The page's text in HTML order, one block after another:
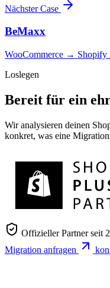
Nächster Case
BeMaxx
WooCommerce → Shopify
Loslegen
Bereit für ein
Wir analysieren deinen
konkret, was eine
Offizieller Partner seit
Migration anfragen